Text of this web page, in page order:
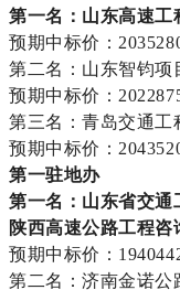
第一名：山东高速工
预期中标价：
第二名：山东智钧项
预期中标价：
第三名：青岛交通工
预期中标价：
第一驻地办
第一名：山东省交通
陕西高速公路工程咨
预期中标价：
第二名：济南金诺公